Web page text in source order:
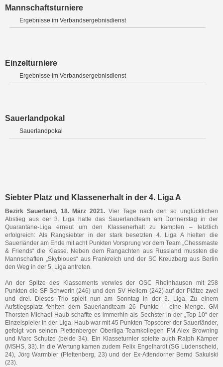
Mannschaftsturniere
Ergebnisse im Verbandsergebnisdienst
Einzelturniere
Ergebnisse im Verbandsergebnisdienst
Sauerlandpokal
Sauerlandpokal
Siebter Platz und Klassenerhalt in der 4. Liga A
Bezirk Sauerland, 18. März 2021. Vier Tage nach den so unglücklichen
Abstieg aus der 3. Liga hatte das Sauerlandteam am Donnerstag in der
Quarantäne-Liga erneut um den Klassenerhalt zu kämpfen – letztlich
erfolgreich: Als Rangsiebter in der stark besetzten 4. Liga A hielten die
Sauerländer am Ende mit acht Punkten Vorsprung vor dem Team „Chessmaste
& Friends“ die Klasse. Neben dem Rangachten aus Russland mussten die
Mannschaften „Skybloues“ aus Frankreich und der SC Kreuzberg aus Berlin
den Weg in der 5. Liga antreten.
An der Spitze des Klassements verwies der OSC Rheinhausen mit 258
Punkten die SF Schwerin (246) und den SV Hellern (242) auf der Plätze zwei
und drei. Dieses Trio spielt nun am Sonntag in der 3. Liga. Zu einem
Aufstiegsplatz fehlten dem Sauerlandteam 26 Punkte – eine Menge. GM
Thorsten Michael Haub schaffte es immerhin als Sechster in der „Top 10“ der
Einzelspieler in der Liga. Haub war mit 45 Punkten Topscorer der Sauerländer,
gefolgt von seinen Plettenberger Oberliga-Teamkollegen FM Alex Browning
und Marc Schulze (beide 34). Ein Klasseturnier spielte auch Ralph Kämper
(MSHS, 33). In die Wertung kamen zudem Felix Engelhardt (SG Lüdenscheid,
24), Jörg Warmbier (Plettenberg, 23) und der Ex-Attendorner Bernd Sakulski
(23).